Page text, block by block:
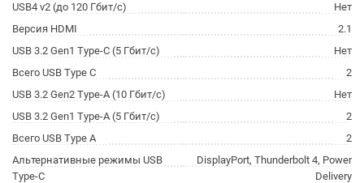
USB4 v2 (до 120 Гбит/с)
Нет
Версия HDMI
2.1
USB 3.2 Gen1 Type-C (5 Гбит/с)
Нет
Всего USB Type C
2
USB 3.2 Gen2 Type-A (10 Гбит/с)
Нет
USB 3.2 Gen1 Type-A (5 Гбит/с)
2
Всего USB Type A
2
Альтернативные режимы USB
Type-C
DisplayPort, Thunderbolt 4, Power
Delivery